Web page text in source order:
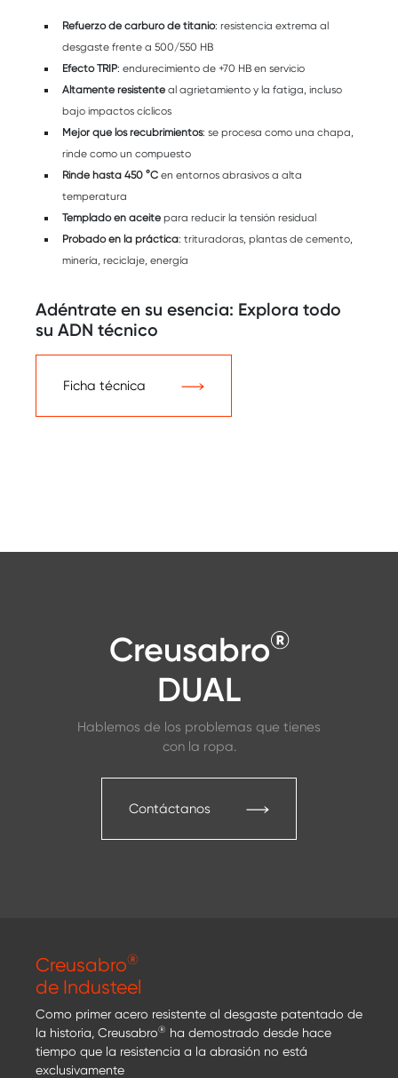
Refuerzo de carburo de titanio: resistencia extrema al
desgaste frente a 500/550 HB
Efecto TRIP: endurecimiento de +70 HB en servicio
Altamente resistente al agrietamiento y la fatiga, incluso
bajo impactos cíclicos
Mejor que los recubrimientos: se procesa como una chapa,
rinde como un compuesto
Rinde hasta 450 °C en entornos abrasivos a alta
temperatura
Templado en aceite para reducir la tensión residual
Probado en la práctica: trituradoras, plantas de cemento,
minería, reciclaje, energía
Adéntrate en su esencia: Explora todo
su ADN técnico
Ficha técnica
Creusabro®
DUAL
Hablemos de los problemas que tienes
con la ropa.
Contáctanos
Creusabro®
de Industeel
Como primer acero resistente al desgaste patentado de
la historia, Creusabro® ha demostrado desde hace
tiempo que la resistencia a la abrasión no está
exclusivamente